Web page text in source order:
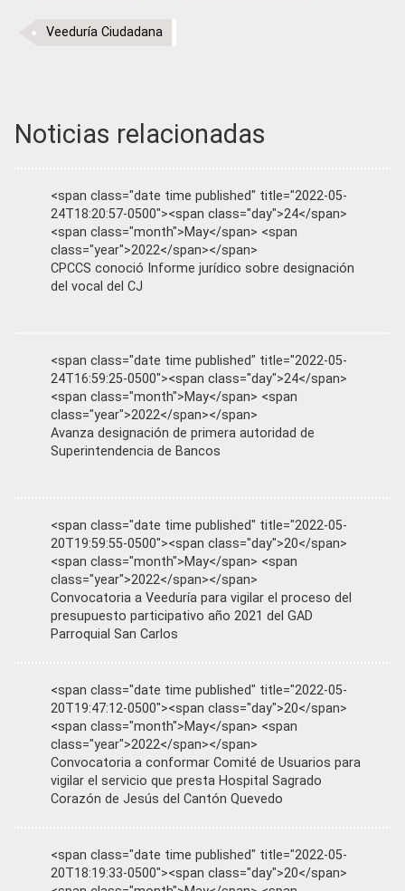
Veeduría Ciudadana
Noticias relacionadas
<span class="date time published" title="2022-05-
24T18:20:57-0500"><span class="day">24</span>
<span class="month">May</span> <span
class="year">2022</span></span>
CPCCS conoció Informe jurídico sobre designación
del vocal del CJ
<span class="date time published" title="2022-05-
24T16:59:25-0500"><span class="day">24</span>
<span class="month">May</span> <span
class="year">2022</span></span>
Avanza designación de primera autoridad de
Superintendencia de Bancos
<span class="date time published" title="2022-05-
20T19:59:55-0500"><span class="day">20</span>
<span class="month">May</span> <span
class="year">2022</span></span>
Convocatoria a Veeduría para vigilar el proceso del
presupuesto participativo año 2021 del GAD
Parroquial San Carlos
<span class="date time published" title="2022-05-
20T19:47:12-0500"><span class="day">20</span>
<span class="month">May</span> <span
class="year">2022</span></span>
Convocatoria a conformar Comité de Usuarios para
vigilar el servicio que presta Hospital Sagrado
Corazón de Jesús del Cantón Quevedo
<span class="date time published" title="2022-05-
20T18:19:33-0500"><span class="day">20</span>